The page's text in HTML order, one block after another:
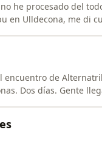
he procesado del
en Ulldecona, me di
encuentro de
Dos días. Gente